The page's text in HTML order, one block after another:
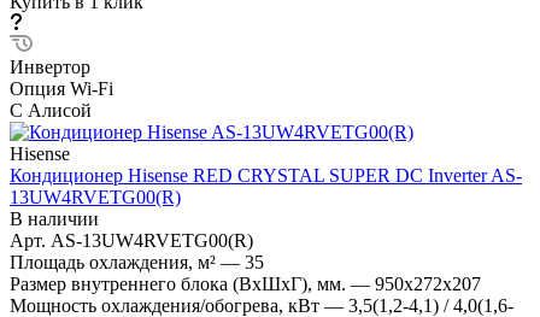
Инвертор
Опция Wi-Fi
С Алисой
Hisense
Кондиционер Hisense RED CRYSTAL SUPER DC Inverter AS-
13UW4RVETG00(R)
В наличии
Арт. AS-13UW4RVETG00(R)
Площадь охлаждения, м² — 35
Размер внутреннего блока (ВхШхГ), мм. — 950x272x207
Мощность охлаждения/обогрева, кВт — 3,5(1,2-4,1) / 4,0(1,6-